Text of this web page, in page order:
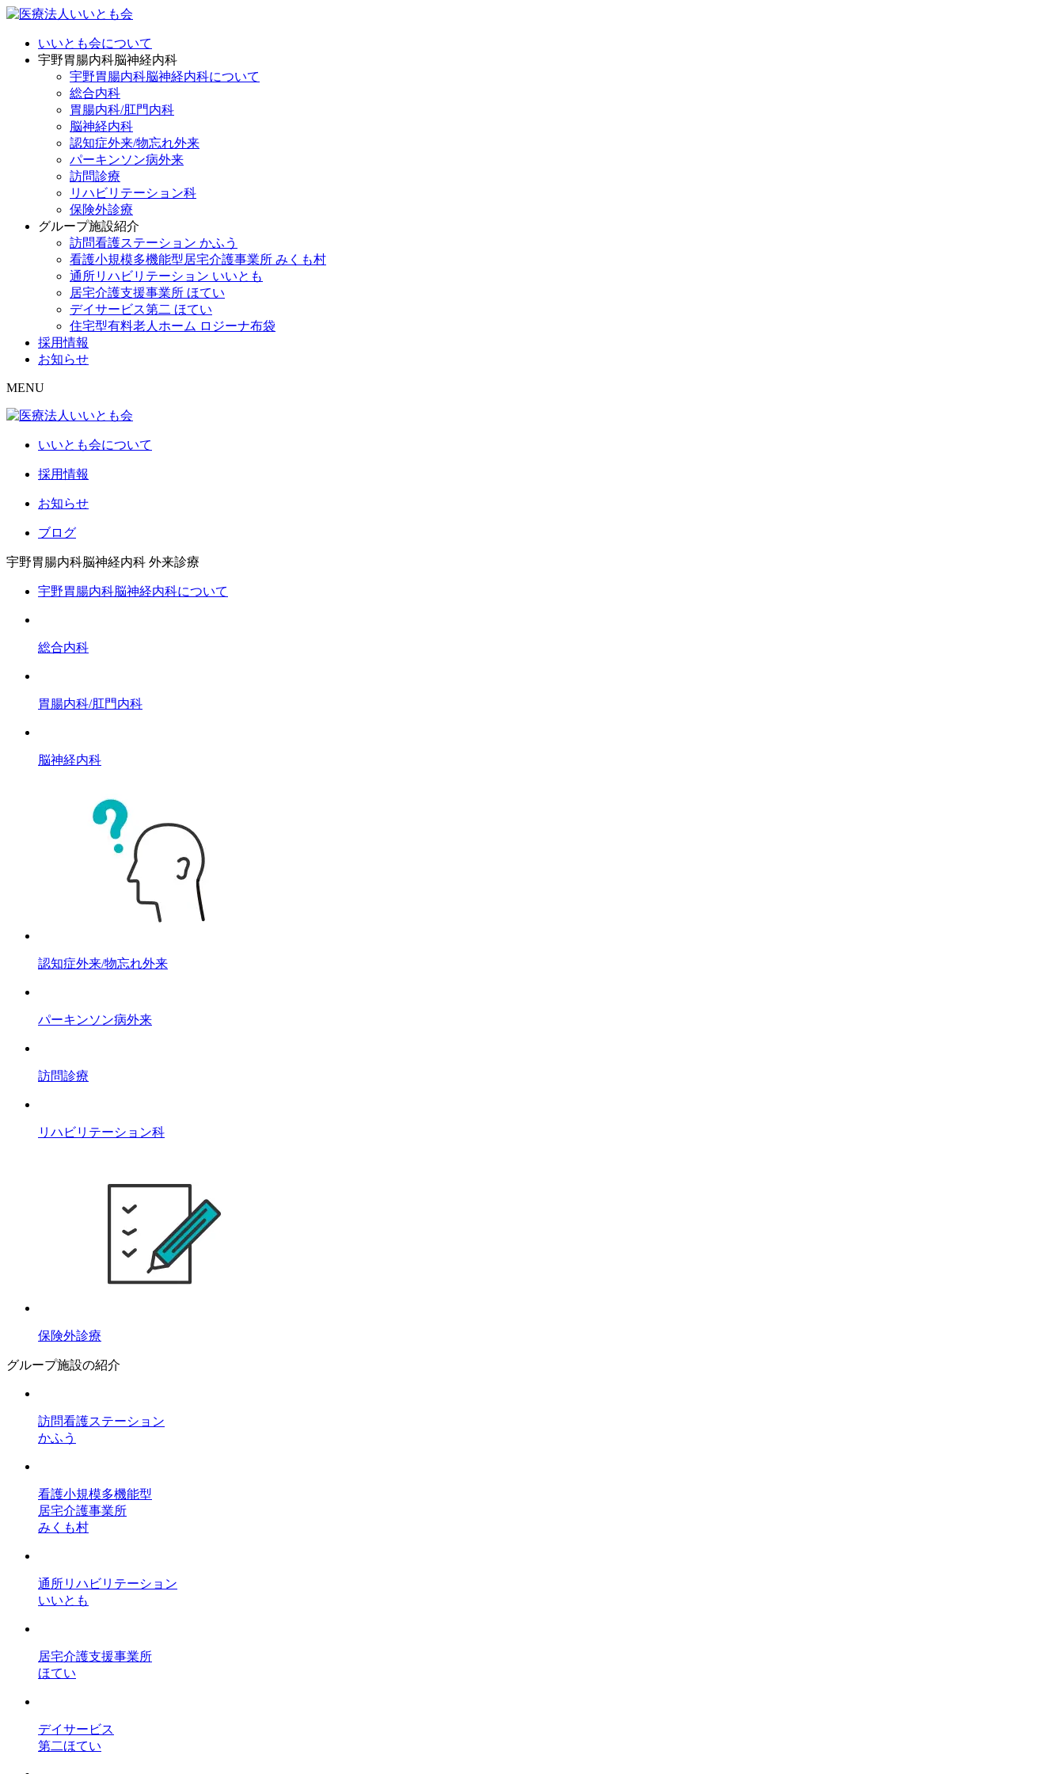
いいとも会について
宇野胃腸内科脳神経内科
宇野胃腸内科脳神経内科について
総合内科
胃腸内科/肛門内科
脳神経内科
認知症外来/物忘れ外来
パーキンソン病外来
訪問診療
リハビリテーション科
保険外診療
グループ施設紹介
訪問看護ステーション かふう
看護小規模多機能型居宅介護事業所 みくも村
通所リハビリテーション いいとも
居宅介護支援事業所 ほてい
デイサービス第二 ほてい
住宅型有料老人ホーム ロジーナ布袋
採用情報
お知らせ
MENU
いいとも会について
採用情報
お知らせ
ブログ
宇野胃腸内科脳神経内科 外来診療
宇野胃腸内科脳神経内科について
総合内科
胃腸内科/肛門内科
脳神経内科
認知症外来/物忘れ外来
パーキンソン病外来
訪問診療
リハビリテーション科
保険外診療
グループ施設の紹介
訪問看護ステーション
かふう
看護小規模多機能型
居宅介護事業所
みくも村
通所リハビリテーション
いいとも
居宅介護支援事業所
ほてい
デイサービス
第二ほてい